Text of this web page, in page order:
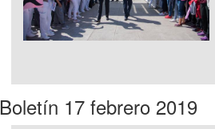
Boletín 17 febrero 2019